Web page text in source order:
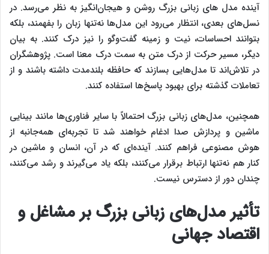
آینده مدل‌ های زبانی بزرگ روشن و هیجان‌انگیز به نظر می‌رسد. در
نسل‌های بعدی، انتظار می‌رود این مدل‌ها نه‌تنها زبان را بفهمند، بلکه
بتوانند احساسات، نیت و زمینه گفت‌وگو را نیز درک کنند. به بیان
دیگر، مسیر حرکت از درک متن به سمت درک معنا است. پژوهشگران
در تلاش‌اند تا مدل‌هایی بسازند که حافظه بلندمدت داشته باشند و از
تعاملات گذشته برای بهبود پاسخ‌ها استفاده کنند.
همچنین، مدل‌های زبانی بزرگ احتمالاً با سایر فناوری‌ها مانند بینایی
ماشین و پردازش صدا ادغام خواهند شد تا تجربه‌ای همه‌جانبه از
هوش مصنوعی فراهم کنند. آینده‌ای که در آن، انسان و ماشین در
کنار هم نه‌تنها ارتباط برقرار می‌کنند، بلکه یاد می‌گیرند و رشد می‌کنند،
چندان دور از دسترس نیست.
تأثیر مدل‌های زبانی بزرگ بر مشاغل و
اقتصاد جهانی